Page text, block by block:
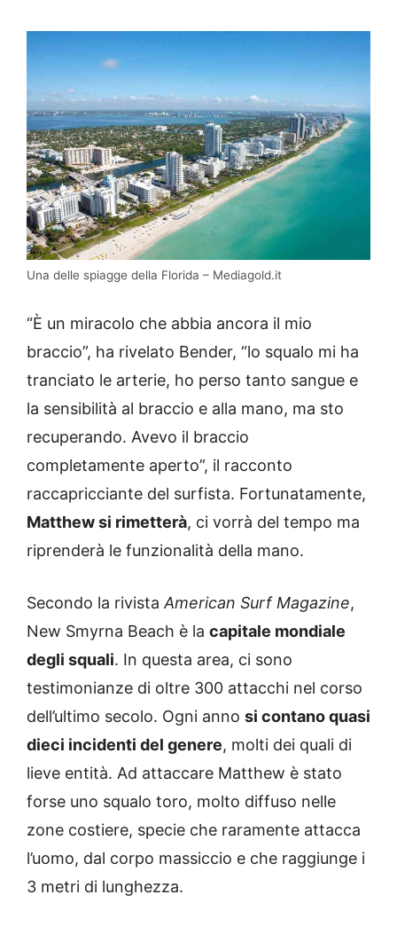
Una delle spiagge della Florida – Mediagold.it
“È un miracolo che abbia ancora il mio
braccio”, ha rivelato Bender, “lo squalo mi ha
tranciato le arterie, ho perso tanto sangue e
la sensibilità al braccio e alla mano, ma sto
recuperando. Avevo il braccio
completamente aperto”, il racconto
raccapricciante del surfista. Fortunatamente,
Matthew si rimetterà, ci vorrà del tempo ma
riprenderà le funzionalità della mano.
Secondo la rivistaAmerican Surf Magazine,
New Smyrna Beach è la capitale mondiale
degli squali. In questa area, ci sono
testimonianze di oltre 300 attacchi nel corso
dell’ultimo secolo. Ogni anno si contano quasi
dieci incidenti del genere, molti dei quali di
lieve entità. Ad attaccare Matthew è stato
forse uno squalo toro, molto diffuso nelle
zone costiere, specie che raramente attacca
l’uomo, dal corpo massiccio e che raggiunge i
3 metri di lunghezza.